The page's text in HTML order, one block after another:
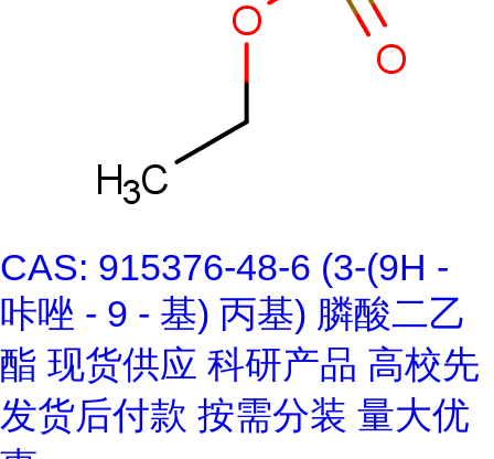
CAS: 915376-48-6 (3-(9H -
咔唑 - 9 - 基) 丙基) 膦酸二乙
酯 现货供应 科研产品 高校先
发货后付款 按需分装 量大优